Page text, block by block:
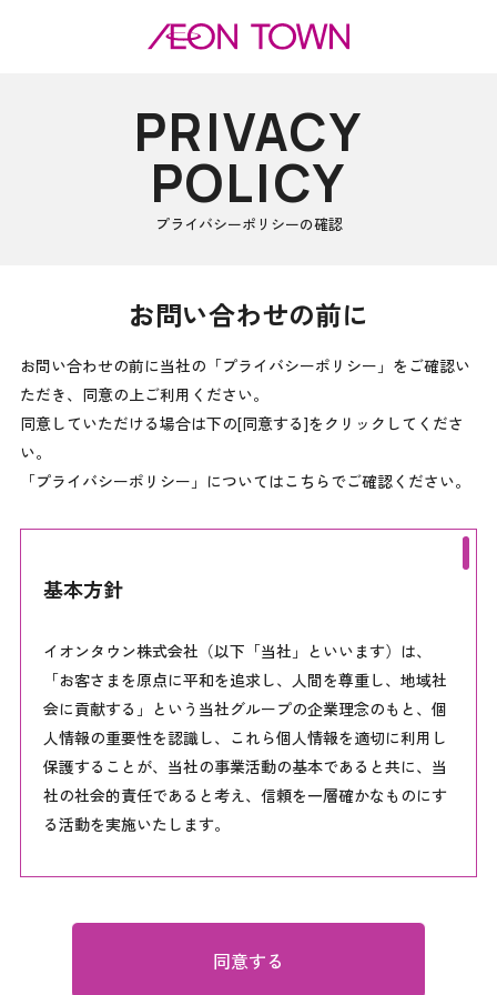
PRIVACY
POLICY
プライバシーポリシーの確認
お問い合わせの前に
お問い合わせの前に当社の「プライバシーポリシー」をご確認い
ただき、同意の上ご利用ください。
同意していただける場合は下の[同意する]をクリックしてくださ
い。
「プライバシーポリシー」についてはこちらでご確認ください。
基本方針
イオンタウン株式会社（以下「当社」といいます）は、
「お客さまを原点に平和を追求し、人間を尊重し、地域社
会に貢献する」という当社グループの企業理念のもと、個
人情報の重要性を認識し、これら個人情報を適切に利用し
保護することが、当社の事業活動の基本であると共に、当
社の社会的責任であると考え、信頼を一層確かなものにす
る活動を実施いたします。
●個人情報保護についての取組み
同意する